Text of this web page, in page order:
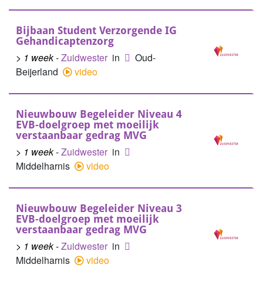
Bijbaan Student Verzorgende IG
Gehandicaptenzorg
> 1 week-Zuidwester in
Oud-
Beijerland
video
Nieuwbouw Begeleider Niveau 4
EVB-doelgroep met moeilijk
verstaanbaar gedrag MVG
> 1 week-Zuidwester in
Middelharnis
video
Nieuwbouw Begeleider Niveau 3
EVB-doelgroep met moeilijk
verstaanbaar gedrag MVG
> 1 week-Zuidwester in
Middelharnis
video